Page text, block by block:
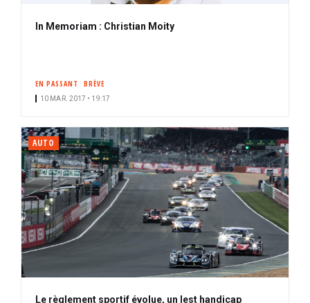
In Memoriam : Christian Moity
EN PASSANT BRÈVE
10 MAR. 2017 • 19:17
AUTO
Le règlement sportif évolue, un lest handicap